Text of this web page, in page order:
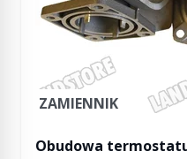
ZAMIENNIK
Obudowa